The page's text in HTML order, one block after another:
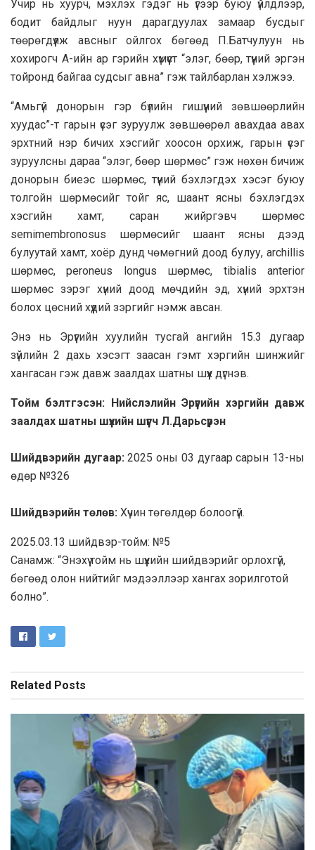
Учир нь хуурч, мэхлэх гэдэг нь үгээр буюу үйлдлээр,
бодит байдлыг нуун дарагдуулах замаар бусдыг
төөрөгдүүлж авсныг ойлгох бөгөөд П.Батчулуун нь
хохирогч А-ийн ар гэрийн хүмүүст “элэг, бөөр, түүний эргэн
тойронд байгаа судсыг авна” гэж тайлбарлан хэлжээ.
“Амьгүй донорын гэр бүлийн гишүүний зөвшөөрлийн
хуудас”-т гарын үсэг зуруулж зөвшөөрөл авахдаа авах
эрхтний нэр бичих хэсгийг хоосон орхиж, гарын үсэг
зуруулсны дараа “элэг, бөөр шөрмөс” гэж нөхөн бичиж
донорын биеэс шөрмөс, түүний бэхлэгдэх хэсэг буюу
толгойн шөрмөсийг тойг яс, шаант ясны бэхлэгдэх
хэсгийн хамт, саран жийргэвч шөрмөс
semimembronosus шөрмөсийг шаант ясны дээд
булуутай хамт, хоёр дунд чөмөгний доод булуу, archillis
шөрмөс, peroneus longus шөрмөс, tibialis anterior
шөрмөс зэрэг хүний доод мөчдийн эд, хүний эрхтэн
болох цөсний хүүдий зэргийг нэмж авсан.
Энэ нь Эрүүгийн хуулийн тусгай ангийн 15.3 дугаар
зүйлийн 2 дахь хэсэгт заасан гэмт хэргийн шинжийг
хангасан гэж давж заалдах шатны шүүх дүгнэв.
Тойм бэлтгэсэн: Нийслэлийн Эрүүгийн хэргийн давж
заалдах шатны шүүхийн шүүгч Л.Дарьсүрэн
Шийдвэрийн дугаар:2025 оны 03 дугаар сарын 13-ны
өдөр №326
Шийдвэрийн төлөв: Хүчин төгөлдөр болоогүй.
2025.03.13 шийдвэр-тойм: №5
Санамж: “Энэхүү тойм нь шүүхийн шийдвэрийг орлохгүй,
бөгөөд олон нийтийг мэдээллээр хангах зорилготой
болно”.
Related Posts